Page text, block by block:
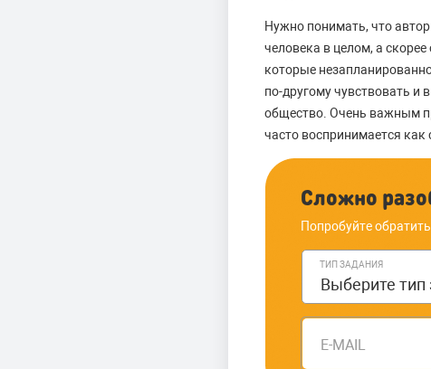
Нужно понимать, что
человека в целом, а
которые
по-другому чувствовать и
общество. Очень важным
часто воспринимается как
Сложно
Попробуйте
ТИП ЗАДАНИЯ
E-MAIL